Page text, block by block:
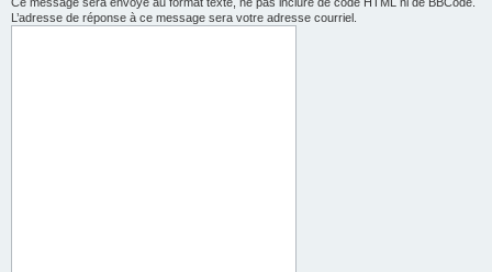
L’adresse de réponse à ce message sera votre adresse courriel.